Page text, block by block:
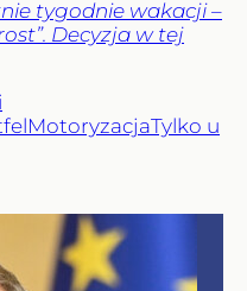
tygodnie wakacji –
Decyzja w tej
MotoryzacjaTylko u